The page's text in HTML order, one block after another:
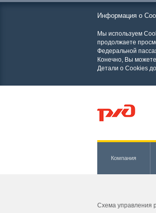
Информация о
Мы используем
продолжаете
Федеральной
Конечно, Вы
Детали о Cookies
Компания
Схема управления